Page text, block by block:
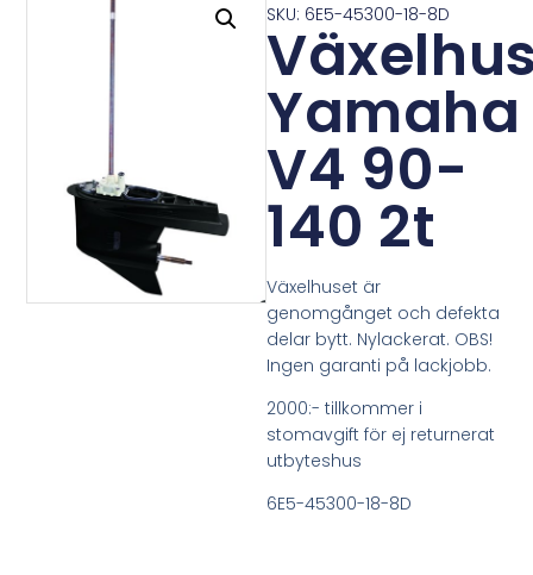
SKU: 6E5-45300-18-8D
Yamaha
V4 90-
140 2t
Växelhuset är
genomgånget och defekta
delar bytt. Nylackerat. OBS!
Ingen garanti på lackjobb.
2000:- tillkommer i
stomavgift för ej returnerat
utbyteshus
6E5-45300-18-8D